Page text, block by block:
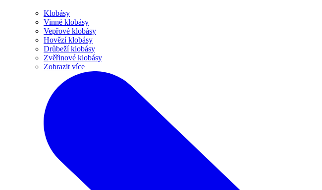
Klobásy
Vinné klobásy
Vepřové klobásy
Hovězí klobásy
Drůbeží klobásy
Zvěřinové klobásy
Zobrazit více